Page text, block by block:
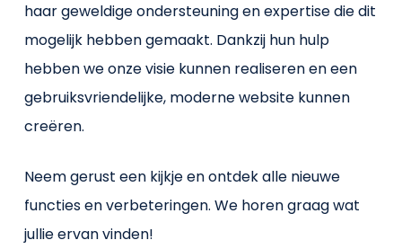
haar geweldige ondersteuning en expertise die dit
mogelijk hebben gemaakt. Dankzij hun hulp
hebben we onze visie kunnen realiseren en een
gebruiksvriendelijke, moderne website kunnen
creëren.
Neem gerust een kijkje en ontdek alle nieuwe
functies en verbeteringen. We horen graag wat
jullie ervan vinden!